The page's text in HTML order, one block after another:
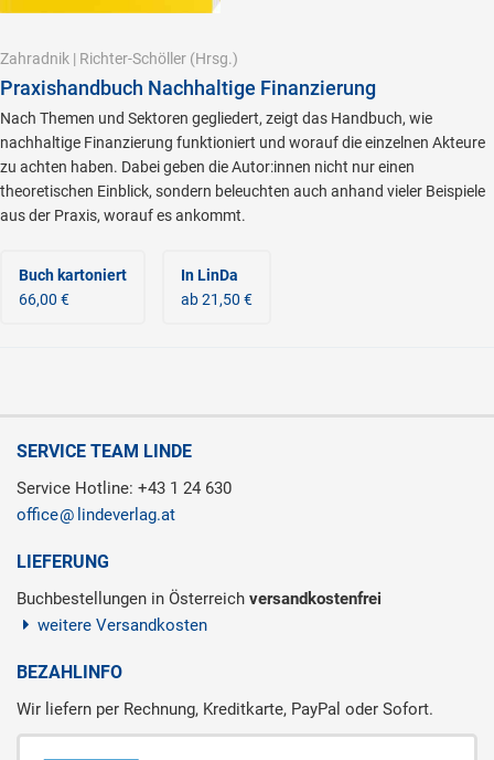
Zahradnik | Richter-Schöller (Hrsg.)
Praxishandbuch Nachhaltige Finanzierung
Nach Themen und Sektoren gegliedert, zeigt das Handbuch, wie
nachhaltige Finanzierung funktioniert und worauf die einzelnen Akteure
zu achten haben. Dabei geben die Autor:innen nicht nur einen
theoretischen Einblick, sondern beleuchten auch anhand vieler Beispiele
aus der Praxis, worauf es ankommt.
Buch kartoniert
66,00 €
In LinDa
ab 21,50 €
SERVICE TEAM LINDE
Service Hotline: +43 1 24 630
office
lindeverlag.at
LIEFERUNG
Buchbestellungen in Österreich versandkostenfrei
weitere Versandkosten
BEZAHLINFO
Wir liefern per Rechnung, Kreditkarte, PayPal oder Sofort.